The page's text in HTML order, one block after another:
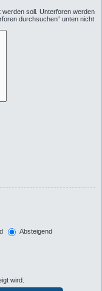
soll. Unterforen werden
durchsuchen“ unten nicht
Absteigend
wird.